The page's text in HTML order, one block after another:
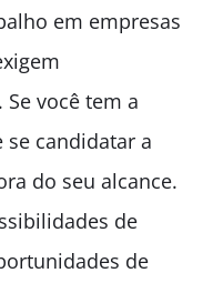
em empresas
você tem a
candidatar a
do seu alcance.
de
de